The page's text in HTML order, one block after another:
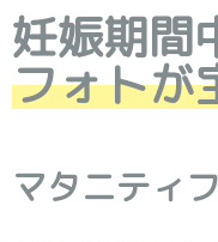
妊娠期間
フォトが
マタニティ